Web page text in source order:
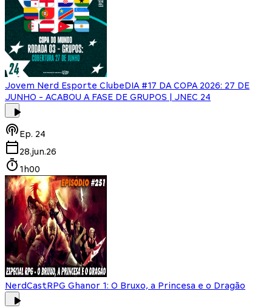
Jovem Nerd Esporte ClubeDIA #17 DA COPA 2026: 27 DE
JUNHO - ACABOU A FASE DE GRUPOS | JNEC 24
Ep. 24
28.jun.26
1h00
NerdCastRPG Ghanor 1: O Bruxo, a Princesa e o Dragão